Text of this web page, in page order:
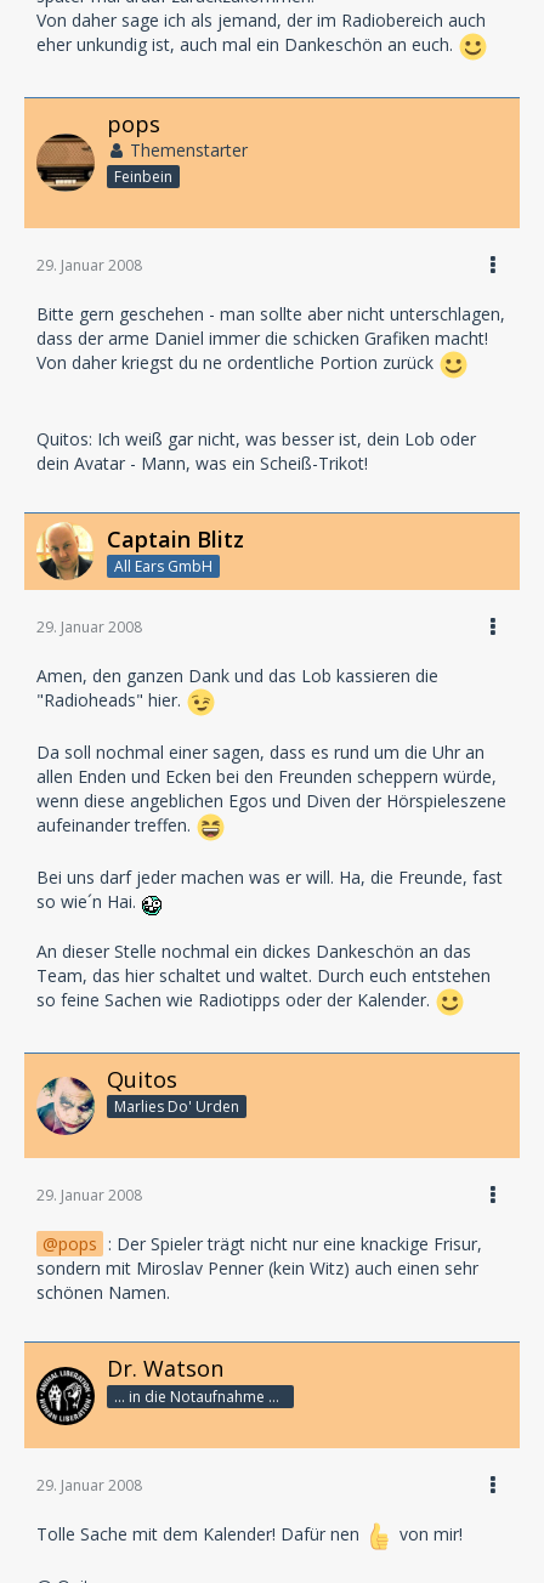
Von daher sage ich als jemand, der im Radiobereich auch
eher unkundig ist, auch mal ein Dankeschön an euch.
pops
Themenstarter
Feinbein
29. Januar 2008
Bitte gern geschehen - man sollte aber nicht unterschlagen,
dass der arme Daniel immer die schicken Grafiken macht!
Von daher kriegst du ne ordentliche Portion zurück
Quitos: Ich weiß gar nicht, was besser ist, dein Lob oder
dein Avatar - Mann, was ein Scheiß-Trikot!
Captain Blitz
All Ears GmbH
29. Januar 2008
Amen, den ganzen Dank und das Lob kassieren die
"Radioheads" hier.
Da soll nochmal einer sagen, dass es rund um die Uhr an
allen Enden und Ecken bei den Freunden scheppern würde,
wenn diese angeblichen Egos und Diven der Hörspieleszene
aufeinander treffen.
Bei uns darf jeder machen was er will. Ha, die Freunde, fast
so wie´n Hai.
An dieser Stelle nochmal ein dickes Dankeschön an das
Team, das hier schaltet und waltet. Durch euch entstehen
so feine Sachen wie Radiotipps oder der Kalender.
Quitos
Marlies Do' Urden
29. Januar 2008
pops : Der Spieler trägt nicht nur eine knackige Frisur,
sondern mit Miroslav Penner (kein Witz) auch einen sehr
schönen Namen.
Dr. Watson
... in die Notaufnahme bitte!
29. Januar 2008
Tolle Sache mit dem Kalender! Dafür nen von mir!